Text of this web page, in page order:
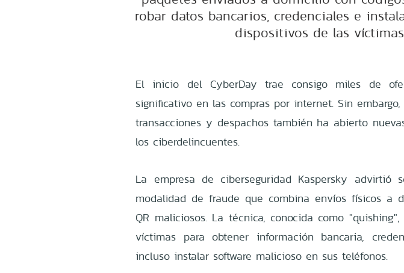
robar datos bancarios, credenciales e
dispositivos de las
El inicio del CyberDay trae consigo miles de
significativo en las compras por internet. Sin
transacciones y despachos también ha abierto
los ciberdelincuentes.
La empresa de ciberseguridad Kaspersky advirtió
modalidad de fraude que combina envíos físicos a
QR maliciosos. La técnica, conocida como
víctimas para obtener información bancaria,
incluso instalar software malicioso en sus teléfonos.